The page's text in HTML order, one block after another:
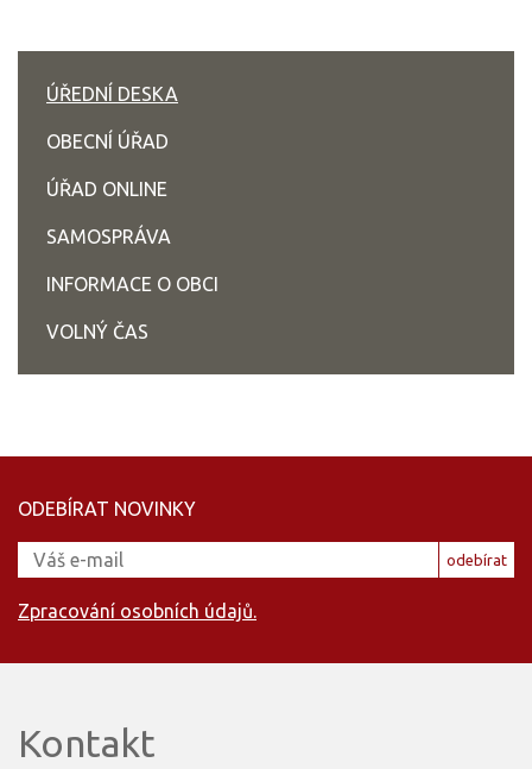
ÚŘEDNÍ DESKA
OBECNÍ ÚŘAD
ÚŘAD ONLINE
SAMOSPRÁVA
INFORMACE O OBCI
VOLNÝ ČAS
ODEBÍRAT NOVINKY
odebírat
Zpracování osobních údajů.
Kontakt